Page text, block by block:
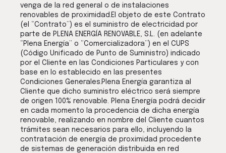
venga de la red general o de instalaciones
renovables de proximidad.El objeto de este Contrato
(el “Contrato”) es el suministro de electricidad por
parte de PLENA ENERGÍA RENOVABLE, S.L. (en adelante
“Plena Energía” o “Comercializadora”) en el CUPS
(Código Unificado de Punto de Suministro) indicado
por el Cliente en las Condiciones Particulares y con
base en lo establecido en las presentes
Condiciones Generales.Plena Energía garantiza al
Cliente que dicho suministro eléctrico será siempre
de origen 100% renovable. Plena Energía podrá decidir
en cada momento la procedencia de dicha energía
renovable, realizando en nombre del Cliente cuantos
trámites sean necesarios para ello, incluyendo la
contratación de energía de proximidad procedente
de sistemas de generación distribuida en red